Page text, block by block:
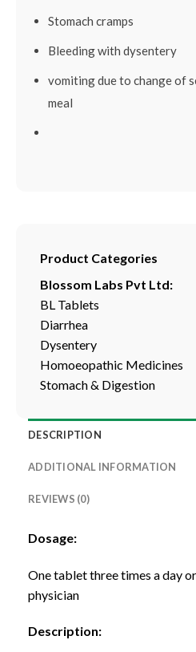
Stomach cramps
Bleeding with dysentery
vomiting due to change of
meal
Product Categories
Blossom Labs Pvt Ltd:
BL Tablets
Diarrhea
Dysentery
Homoeopathic Medicines
Stomach & Digestion
DESCRIPTION
ADDITIONAL INFORMATION
REVIEWS (0)
Dosage:
One tablet three times a day
physician
Description: